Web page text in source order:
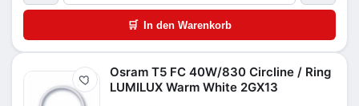
🛒 In den Warenkorb
Merken
Osram T5 FC 40W/830 Circline / Ring
LUMILUX Warm White 2GX13